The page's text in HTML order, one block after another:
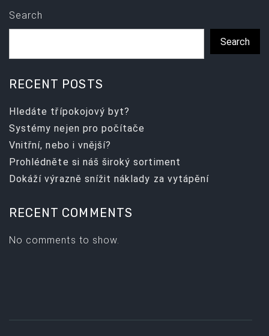
Search
Search
RECENT POSTS
Hledáte třípokojový byt?
Systémy nejen pro počítače
Vnitřní, nebo i vnější?
Prohlédněte si náš široký sortiment
Dokáží výrazně snížit náklady za vytápění
RECENT COMMENTS
No comments to show.